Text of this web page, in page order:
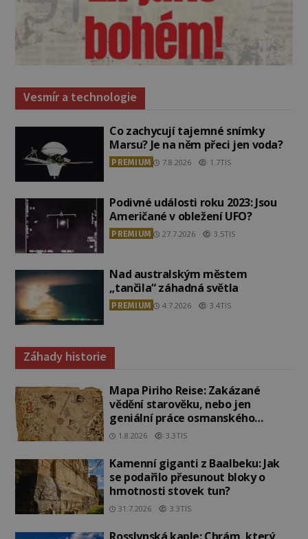
Vesmír a technologie
Co zachycují tajemné snímky
Marsu? Je na něm přeci jen voda?
PREMIUM 7.8.2026 1.7TIS
Podivné události roku 2023: Jsou
Američané v obležení UFO?
PREMIUM 27.7.2026 3.5TIS
Nad australským městem
„tančila“ záhadná světla
PREMIUM 4.7.2026 3.4TIS
Záhady historie
Mapa Piriho Reise: Zakázané
vědění starověku, nebo jen
geniální práce osmanského
admirála?
1.8.2026 3.3TIS
Kamenní giganti z Baalbeku: Jak
se podařilo přesunout bloky o
hmotnosti stovek tun?
31.7.2026 3.3TIS